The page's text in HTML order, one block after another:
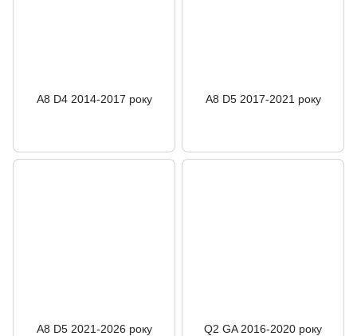
A8 D4 2014-2017 року A8 D5 2017-2021 року
A8 D5 2021-2026 року Q2 GA 2016-2020 року